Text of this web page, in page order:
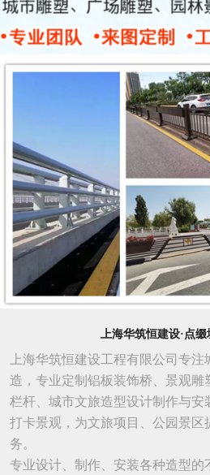
上海华筑恒建设·点
上海华筑恒建设工程有限公司专
造，专业定制铝板装饰桥、景观雕
栏杆、城市文旅造型设计制作与安
打卡景观，为文旅项目、公园景区
务。
专业设计、制作、安装各种造型的